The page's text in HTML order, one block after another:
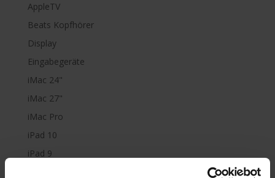
AppleTV
Beats Kopfhörer
Display
Eingabegeräte
iMac 24"
iMac 27"
iMac Pro
iPad 10
iPad 9